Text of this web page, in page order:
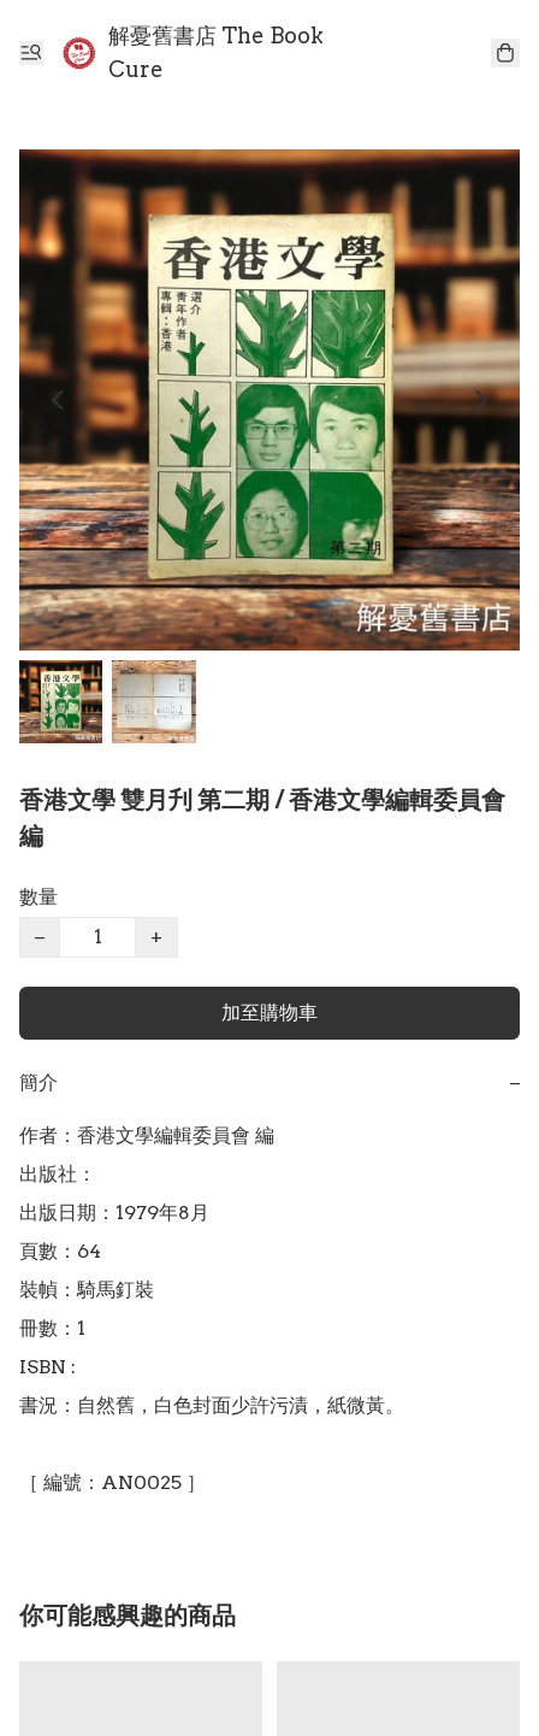
解憂舊書店 The Book
Cure
香港文學 雙月刋 第二期 / 香港文學編輯委員會
編
數量
−
+
加至購物車
簡介 −
作者：香港文學編輯委員會 編
出版社：
出版日期：1979年8月
頁數：64
裝幀：騎馬釘裝
冊數：1
ISBN :
書況：自然舊，白色封面少許污漬，紙微黃。
你可能感興趣的商品